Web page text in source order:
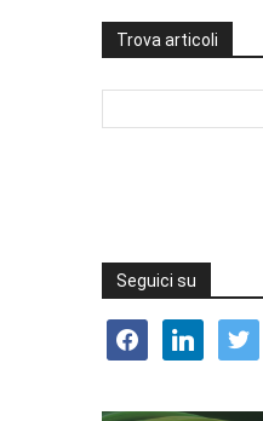
Trova articoli
Seguici su
facebooklinkedin twitter